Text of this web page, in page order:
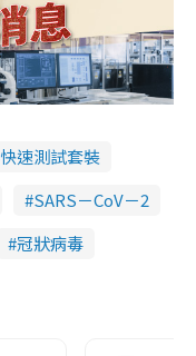
快速測試套裝
SARS－CoV－2
冠狀病毒